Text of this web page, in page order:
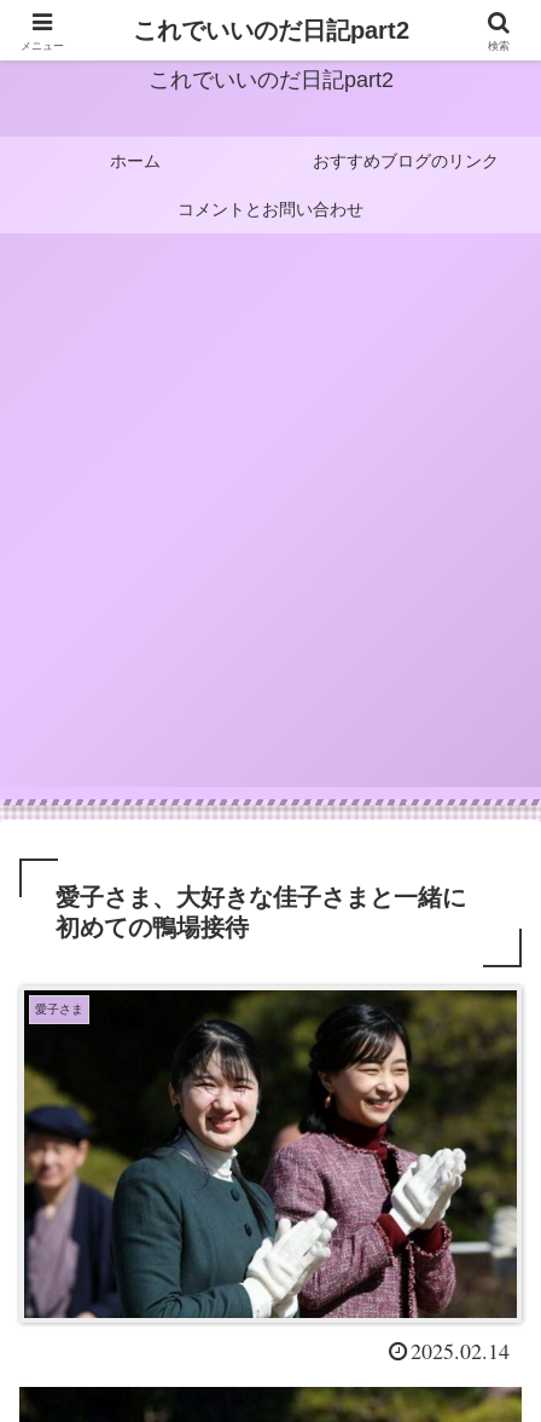
これでいいのだ日記part2
ホーム おすすめブログのリンク
コメントとお問い合わせ
愛子さま、大好きな佳子さまと一緒に
初めての鴨場接待
愛子さま
2025.02.14
メニュー
これでいいのだ日記part2
検索